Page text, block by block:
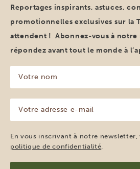
Reportages inspirants, astuces,
promotionnelles exclusives sur la
attendent ! Abonnez-vous à notre
répondez avant tout le monde à
nom
(Nécessaire)
adresse
e-
mail
(Nécessaire)
En vous inscrivant à notre
politique de confidentialité